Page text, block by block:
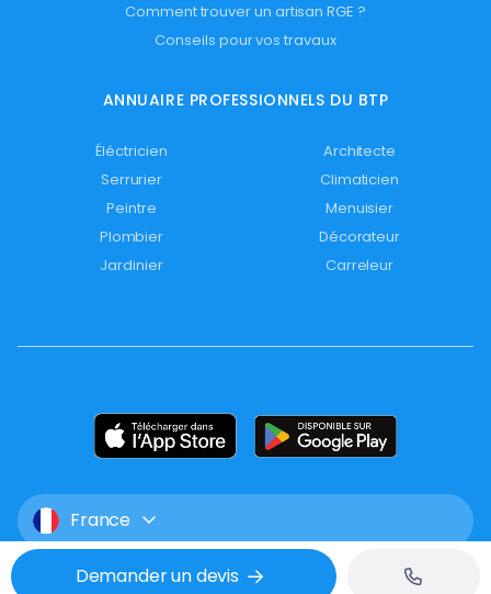
Demander un devis
Comment trouver un artisan RGE ?
Conseils pour vos travaux
ANNUAIRE PROFESSIONNELS DU BTP
Éléctricien
Architecte
Serrurier
Climaticien
Peintre
Menuisier
Plombier
Décorateur
Jardinier
Carreleur
France